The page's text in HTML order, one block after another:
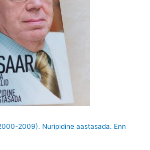
2009). Nuripidine aastasada. Enn